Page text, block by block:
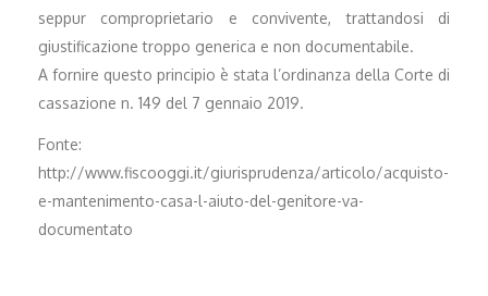
seppur comproprietario e convivente, trattandosi di
giustificazione troppo generica e non documentabile.
A fornire questo principio è stata l’ordinanza della Corte di
cassazione n. 149 del 7 gennaio 2019.
Fonte:
http://www.fiscooggi.it/giurisprudenza/articolo/acquisto-
e-mantenimento-casa-l-aiuto-del-genitore-va-
documentato